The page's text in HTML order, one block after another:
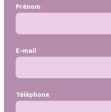
Prénom
E-mail
Téléphone